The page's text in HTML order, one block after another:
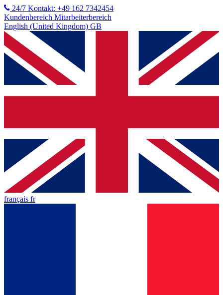
24/7 Kontakt: +49 162 7342454
Kundenbereich Mitarbeiterbereich
English (United Kingdom) GB
français fr